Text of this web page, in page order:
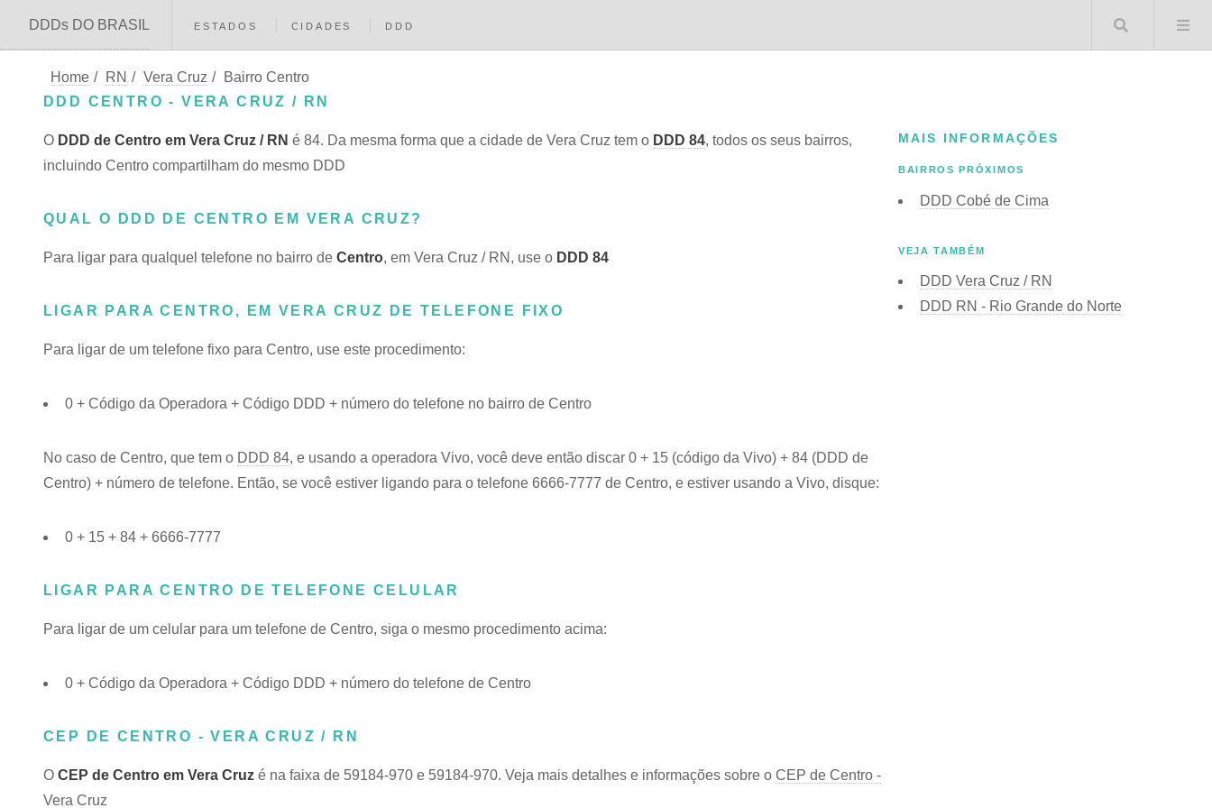
DDDs DO BRASIL ESTADOS CIDADES DDD Buscar
Home / RN / Vera Cruz /
Bairro Centro
DDD CENTRO - VERA CRUZ / RN
O DDD de Centro em Vera Cruz / RN é 84. Da mesma forma que a cidade de Vera Cruz tem o DDD 84, todos os seus bairros,
incluindo Centro compartilham do mesmo DDD
QUAL O DDD DE CENTRO EM VERA CRUZ?
Para ligar para qualquel telefone no bairro de Centro, em Vera Cruz / RN, use o DDD 84
LIGAR PARA CENTRO, EM VERA CRUZ DE TELEFONE FIXO
Para ligar de um telefone fixo para Centro, use este procedimento:
0 + Código da Operadora + Código DDD + número do telefone no bairro de Centro
No caso de Centro, que tem o DDD 84, e usando a operadora Vivo, você deve então discar 0 + 15 (código da Vivo) + 84 (DDD de
Centro) + número de telefone. Então, se você estiver ligando para o telefone 6666-7777 de Centro, e estiver usando a Vivo, disque:
0 + 15 + 84 + 6666-7777
LIGAR PARA CENTRO DE TELEFONE CELULAR
Para ligar de um celular para um telefone de Centro, siga o mesmo procedimento acima:
0 + Código da Operadora + Código DDD + número do telefone de Centro
CEP DE CENTRO - VERA CRUZ / RN
O CEP de Centro em Vera Cruz é na faixa de 59184-970 e 59184-970. Veja mais detalhes e informações sobre o CEP de Centro -
Vera Cruz
MAIS INFORMAÇÕES
BAIRROS PRÓXIMOS
DDD Cobé de Cima
VEJA TAMBÉM
DDD Vera Cruz / RN
DDD RN - Rio Grande do Norte